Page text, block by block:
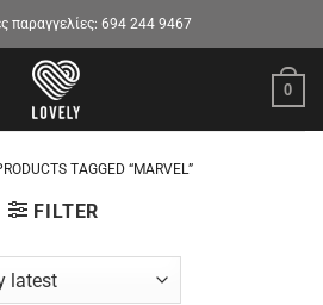
παραγγελίες: 694 244 9467
0
TAGGED “MARVEL”
FILTER